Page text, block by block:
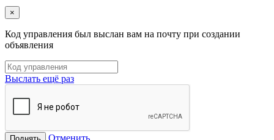
×
Код управления был выслан вам на почту при создании
объявления
Выслать ещё раз